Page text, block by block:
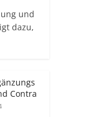
und
dazu,
Contra